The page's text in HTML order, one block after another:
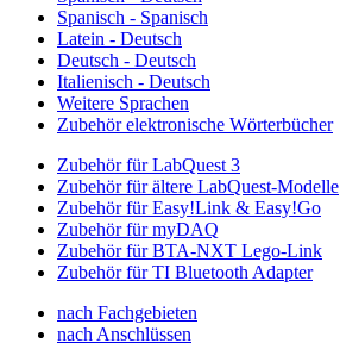
Spanisch - Spanisch
Latein - Deutsch
Deutsch - Deutsch
Italienisch - Deutsch
Weitere Sprachen
Zubehör elektronische Wörterbücher
Zubehör für LabQuest 3
Zubehör für ältere LabQuest-Modelle
Zubehör für Easy!Link & Easy!Go
Zubehör für myDAQ
Zubehör für BTA-NXT Lego-Link
Zubehör für TI Bluetooth Adapter
nach Fachgebieten
nach Anschlüssen